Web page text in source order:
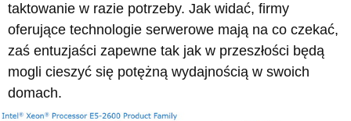
taktowanie w razie potrzeby. Jak widać, firmy
oferujące technologie serwerowe mają na co czekać,
zaś entuzjaści zapewne tak jak w przeszłości będą
mogli cieszyć się potężną wydajnością w swoich
domach.